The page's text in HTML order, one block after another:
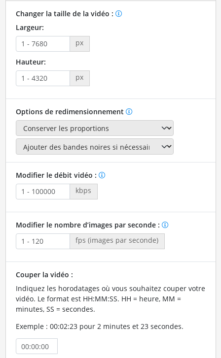
Changer la taille de la vidéo :
Largeur:
px
Hauteur:
px
Options de redimensionnement
Modifier le débit vidéo :
kbps
Modifier le nombre d’images par seconde :
fps (images par seconde)
Couper la vidéo :
Indiquez les horodatages où vous souhaitez couper votre
vidéo. Le format est HH:MM:SS. HH = heure, MM =
minutes, SS = secondes.
Exemple : 00:02:23 pour 2 minutes et 23 secondes.